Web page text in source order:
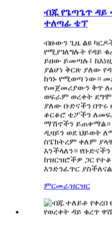
ብጁ የጌጣጌጥ ዳይ
ተለጣፊ ቴፕ
ብዙውን ጊዜ ልዩ
የሚያገለግሉት የዳይ
ይዘው ይመጣሉ፤
ያልሆነ ቅርጽ ያለው
ከጎኑ የሚወጣ ነው።
የመጀመሪያውን ቅጥ
ወፍራም ወረቀት
ያለው ቡድናችን በጥሩ
ቆርቆሮ ቴፖችን
ማሽኖችን
ዲዛይን ወደ ህይወት
ስፔክትረም ቀለም
እንችላለን።
ከዝርዝሮችዎ ጋር
እንድንፈጥር
ምርመራዝርዝር